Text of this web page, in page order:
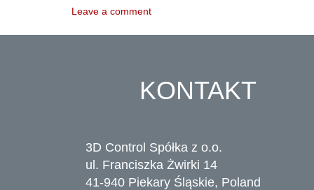
Leave a comment
KONTAKT
3D Control Spółka z o.o.
ul. Franciszka Żwirki 14
41-940 Piekary Śląskie, Poland